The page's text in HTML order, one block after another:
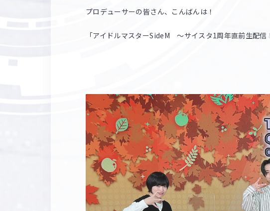
プロデューサーの皆さん、こんばんは！
「アイドルマスターSideM ～サイスタ1周年直前生配